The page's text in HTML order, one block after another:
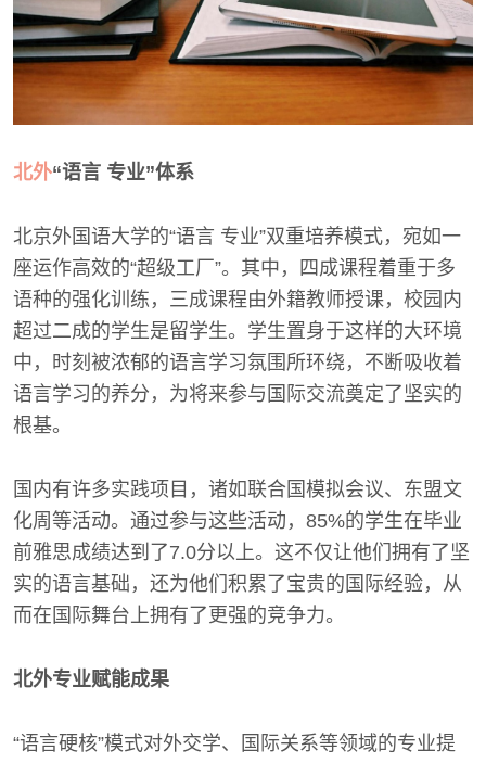
北外“语言 专业”体系
北京外国语大学的“语言 专业”双重培养模式，宛如一
座运作高效的“超级工厂”。其中，四成课程着重于多
语种的强化训练，三成课程由外籍教师授课，校园内
超过二成的学生是留学生。学生置身于这样的大环境
中，时刻被浓郁的语言学习氛围所环绕，不断吸收着
语言学习的养分，为将来参与国际交流奠定了坚实的
根基。
国内有许多实践项目，诸如联合国模拟会议、东盟文
化周等活动。通过参与这些活动，85%的学生在毕业
前雅思成绩达到了7.0分以上。这不仅让他们拥有了坚
实的语言基础，还为他们积累了宝贵的国际经验，从
而在国际舞台上拥有了更强的竞争力。
北外专业赋能成果
“语言硬核”模式对外交学、国际关系等领域的专业提